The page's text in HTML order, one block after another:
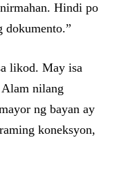
Hindi po
dokumento.”
likod. May isa
nilang
ng bayan ay
koneksyon,